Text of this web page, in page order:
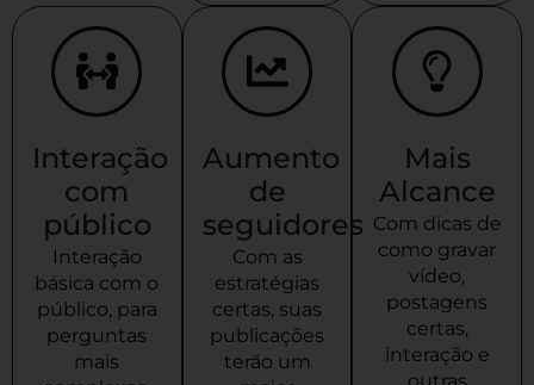
Interação
com
público
Interação
básica com o
público, para
perguntas
mais
Aumento
de
seguidores
Com as
estratégias
certas, suas
publicações
terão um
Mais
Alcance
Com dicas de
como gravar
vídeo,
postagens
certas,
interação e